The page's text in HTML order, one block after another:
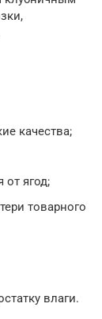
качества;
от ягод;
товарного
влаги.